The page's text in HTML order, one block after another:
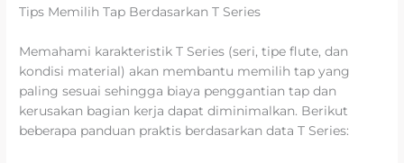
Tips Memilih Tap Berdasarkan T Series
Memahami karakteristik T Series (seri, tipe flute, dan
kondisi material) akan membantu memilih tap yang
paling sesuai sehingga biaya penggantian tap dan
kerusakan bagian kerja dapat diminimalkan. Berikut
beberapa panduan praktis berdasarkan data T Series: